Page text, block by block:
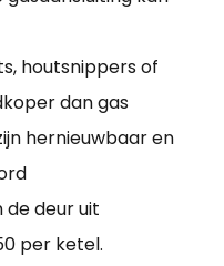
houtsnippers of
dan gas
hernieuwbaar en
de deur uit
per ketel.